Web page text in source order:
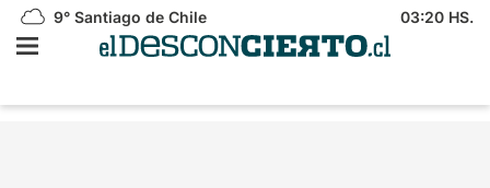
9° Santiago de Chile 03:20 HS.